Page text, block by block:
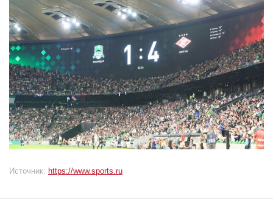
Источник: https://www.sports.ru